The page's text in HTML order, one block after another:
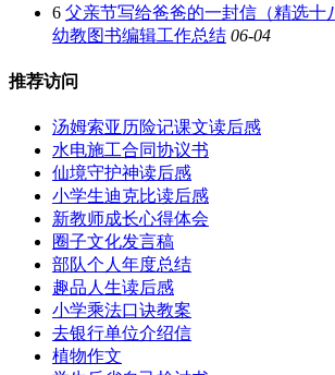
6 父亲节写给爸爸的一封信（精选十
幼教图书编辑工作总结 06-04
推荐访问
汤姆索亚历险记课文读后感
水电施工合同协议书
仙境守护神读后感
小学生迪克比读后感
新教师成长心得体会
圈子文化发言稿
部队个人年度总结
趣品人生读后感
小学乘法口诀教案
去银行单位介绍信
植物作文